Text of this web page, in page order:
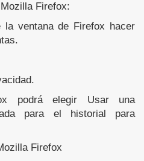
Mozilla Firefox:
ventana de Firefox hacer
podrá elegir Usar una
para el historial para
Firefox